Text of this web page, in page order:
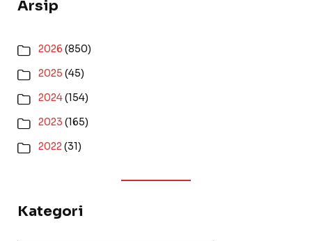
Arsip
2026 (850)
2025 (45)
2024(154)
2023 (165)
2022(31)
Kategori